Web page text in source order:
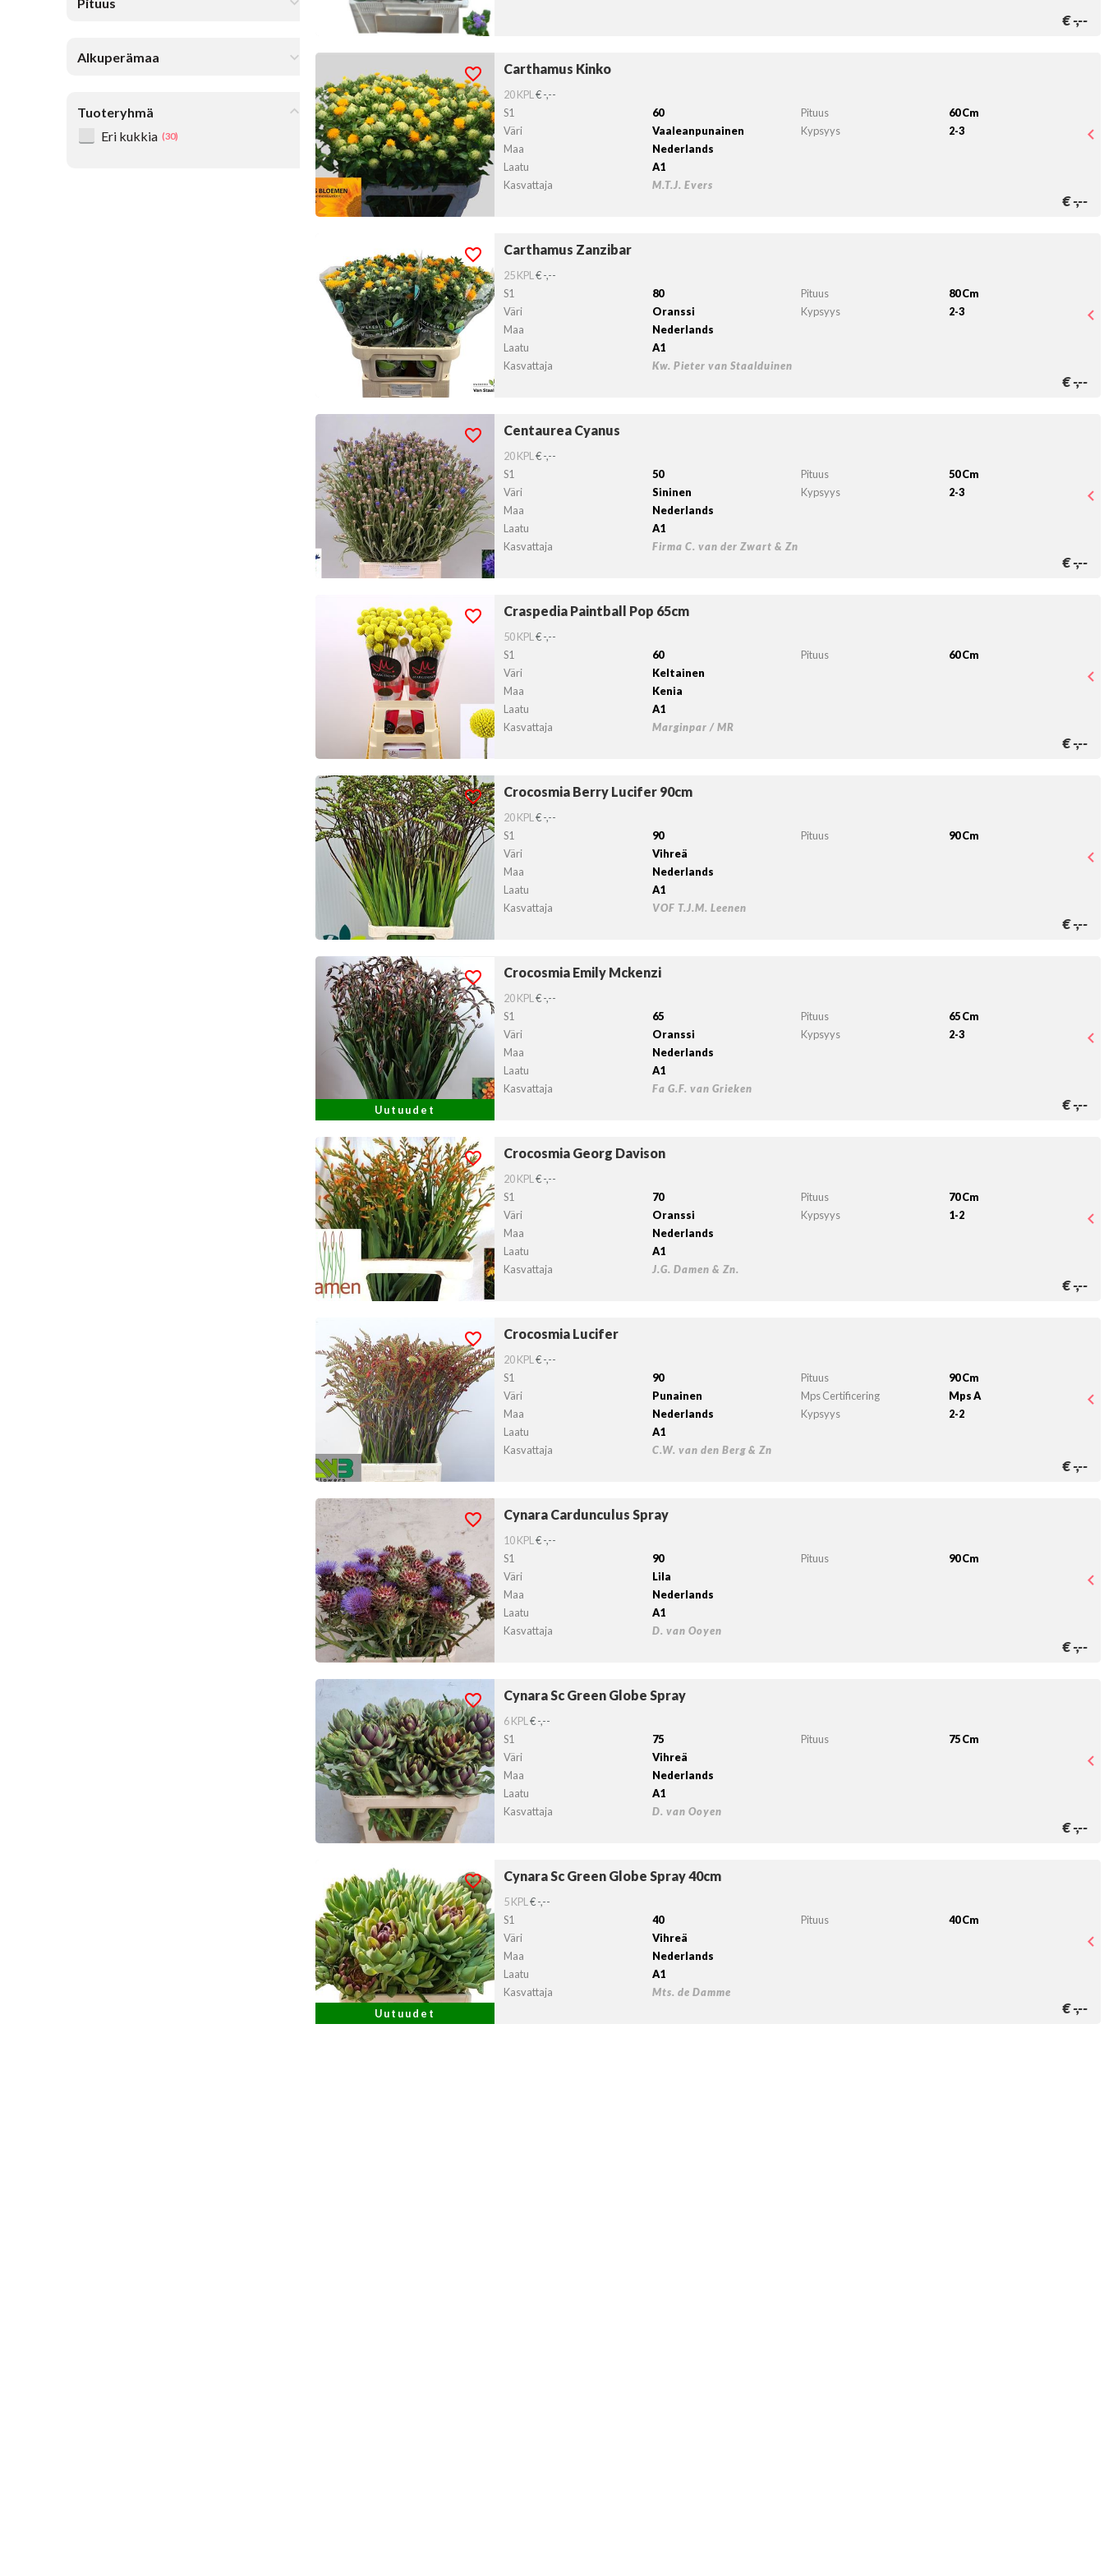
Alkuperämaa
Tuoteryhmä
Eri ​​kukkia (30)
€-,--
Carthamus Kinko
20 KPL€ -,--
S1
60 Pituus
60 Cm
Väri
Vaaleanpunainen Kypsyys
2-3
Maa
Nederlands
Laatu
A1
Kasvattaja
M.T.J. Evers
€-,--
Carthamus Kinko
Kelvollista lähtöpäivää ei ole valittu.
Carthamus Zanzibar
25 KPL€ -,--
S1
80 Pituus
80 Cm
Väri
Oranssi Kypsyys
2-3
Maa
Nederlands
Laatu
A1
Kasvattaja
Kw. Pieter van Staalduinen
€-,--
Carthamus Zanzibar
Kelvollista lähtöpäivää ei ole valittu.
Centaurea Cyanus
20 KPL€ -,--
S1
50 Pituus
50 Cm
Väri
Sininen Kypsyys
2-3
Maa
Nederlands
Laatu
A1
Kasvattaja
Firma C. van der Zwart & Zn
€-,--
Centaurea Cyanus
Kelvollista lähtöpäivää ei ole valittu.
Craspedia Paintball Pop 65cm
50 KPL€ -,--
S1
60 Pituus
60 Cm
Väri
Keltainen
Maa
Kenia
Laatu
A1
Kasvattaja
Marginpar / MR
€-,--
Craspedia Paintball Pop 65cm
Kelvollista lähtöpäivää ei ole valittu.
Crocosmia Berry Lucifer 90cm
20 KPL€ -,--
S1
90 Pituus
90 Cm
Väri
Vihreä
Maa
Nederlands
Laatu
A1
Kasvattaja
VOF T.J.M. Leenen
€-,--
Crocosmia Berry Lucifer 90cm
Kelvollista lähtöpäivää ei ole valittu.
Uutuudet
Crocosmia Emily Mckenzi
20 KPL€ -,--
S1
65 Pituus
65 Cm
Väri
Oranssi Kypsyys
2-3
Maa
Nederlands
Laatu
A1
Kasvattaja
Fa G.F. van Grieken
€-,--
Crocosmia Emily Mckenzi
Kelvollista lähtöpäivää ei ole valittu.
Crocosmia Georg Davison
20 KPL€ -,--
S1
70 Pituus
70 Cm
Väri
Oranssi Kypsyys
1-2
Maa
Nederlands
Laatu
A1
Kasvattaja
J.G. Damen & Zn.
€-,--
Crocosmia Georg Davison
Kelvollista lähtöpäivää ei ole valittu.
Crocosmia Lucifer
20 KPL€ -,--
S1
90 Pituus
90 Cm
Väri
Punainen Mps Certificering
Mps A
Maa
Nederlands Kypsyys
2-2
Laatu
A1
Kasvattaja
C.W. van den Berg & Zn
€-,--
Crocosmia Lucifer
Kelvollista lähtöpäivää ei ole valittu.
Cynara Cardunculus Spray
10 KPL€ -,--
S1
90 Pituus
90 Cm
Väri
Lila
Maa
Nederlands
Laatu
A1
Kasvattaja
D. van Ooyen
€-,--
Cynara Cardunculus Spray
Kelvollista lähtöpäivää ei ole valittu.
Cynara Sc Green Globe Spray
6 KPL€ -,--
S1
75 Pituus
75 Cm
Väri
Vihreä
Maa
Nederlands
Laatu
A1
Kasvattaja
D. van Ooyen
€-,--
Cynara Sc Green Globe Spray
Kelvollista lähtöpäivää ei ole valittu.
Uutuudet
Cynara Sc Green Globe Spray 40cm
5 KPL€ -,--
S1
40 Pituus
40 Cm
Väri
Vihreä
Maa
Nederlands
Laatu
A1
Kasvattaja
Mts. de Damme
€-,--
Cynara Sc Green Globe Spray 40cm
Kelvollista lähtöpäivää ei ole valittu.